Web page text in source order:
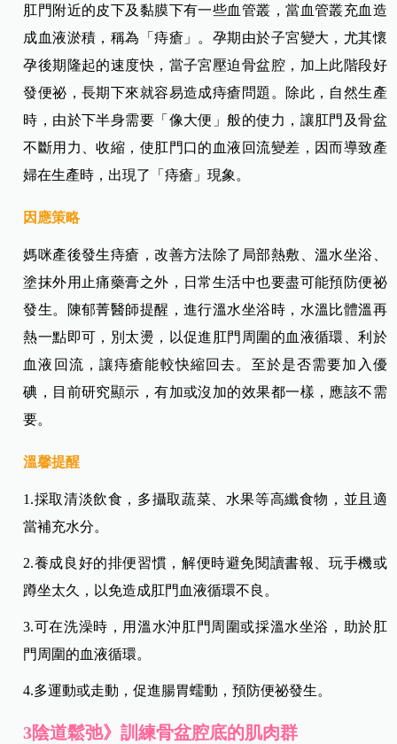
肛門附近的皮下及黏膜下有一些血管叢，當血管叢充血造
成血液淤積，稱為「痔瘡」。孕期由於子宮變大，尤其懷
孕後期隆起的速度快，當子宮壓迫骨盆腔，加上此階段好
發便祕，長期下來就容易造成痔瘡問題。除此，自然生產
時，由於下半身需要「像大便」般的使力，讓肛門及骨盆
不斷用力、收縮，使肛門口的血液回流變差，因而導致產
婦在生產時，出現了「痔瘡」現象。
因應策略
媽咪產後發生痔瘡，改善方法除了局部熱敷、溫水坐浴、
塗抹外用止痛藥膏之外，日常生活中也要盡可能預防便祕
發生。陳郁菁醫師提醒，進行溫水坐浴時，水溫比體溫再
熱一點即可，別太燙，以促進肛門周圍的血液循環、利於
血液回流，讓痔瘡能較快縮回去。至於是否需要加入優
碘，目前研究顯示，有加或沒加的效果都一樣，應該不需
要。
溫馨提醒
1.採取清淡飲食，多攝取蔬菜、水果等高纖食物，並且適
當補充水分。
2.養成良好的排便習慣，解便時避免閱讀書報、玩手機或
蹲坐太久，以免造成肛門血液循環不良。
3.可在洗澡時，用溫水沖肛門周圍或採溫水坐浴，助於肛
門周圍的血液循環。
4.多運動或走動，促進腸胃蠕動，預防便祕發生。
3陰道鬆弛》訓練骨盆腔底的肌肉群